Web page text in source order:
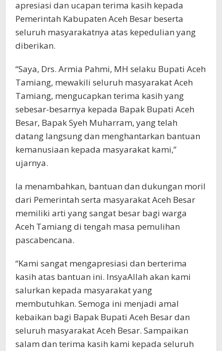
apresiasi dan ucapan terima kasih kepada
Pemerintah Kabupaten Aceh Besar beserta
seluruh masyarakatnya atas kepedulian yang
diberikan.
“Saya, Drs. Armia Pahmi, MH selaku Bupati Aceh
Tamiang, mewakili seluruh masyarakat Aceh
Tamiang, mengucapkan terima kasih yang
sebesar-besarnya kepada Bapak Bupati Aceh
Besar, Bapak Syeh Muharram, yang telah
datang langsung dan menghantarkan bantuan
kemanusiaan kepada masyarakat kami,”
ujarnya.
Ia menambahkan, bantuan dan dukungan moril
dari Pemerintah serta masyarakat Aceh Besar
memiliki arti yang sangat besar bagi warga
Aceh Tamiang di tengah masa pemulihan
pascabencana.
“Kami sangat mengapresiasi dan berterima
kasih atas bantuan ini. InsyaAllah akan kami
salurkan kepada masyarakat yang
membutuhkan. Semoga ini menjadi amal
kebaikan bagi Bapak Bupati Aceh Besar dan
seluruh masyarakat Aceh Besar. Sampaikan
salam dan terima kasih kami kepada seluruh